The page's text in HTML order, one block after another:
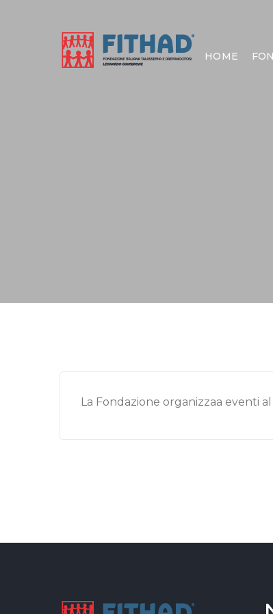
HOME
La Fondazione organizzaa eventi